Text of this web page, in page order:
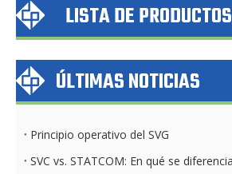
LISTA DE PRODUCTOS
ÚLTIMAS NOTICIAS
Principio operativo del SVG